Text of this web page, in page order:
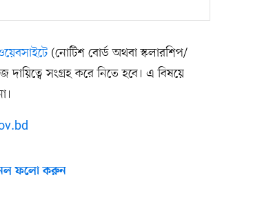
(নোটিশ বোর্ড অথবা স্কলারশিপ/
দায়িত্বে সংগ্রহ করে নিতে হবে। এ বিষয়ে
ফলো করুন